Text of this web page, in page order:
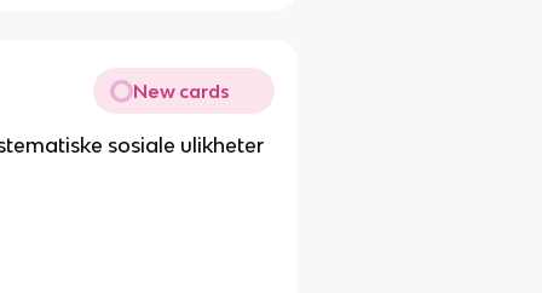
New cards
sosiale ulikheter